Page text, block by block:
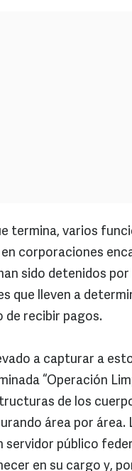
termina, varios
corporaciones
sido detenidos
que lleven a
de recibir pagos.
a capturar a
“Operación
de los
área por área.
servidor público
en su cargo y,